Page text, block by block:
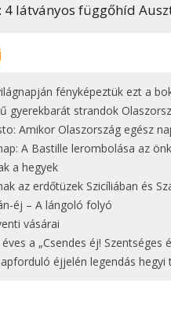
4 látványos függőhíd
fényképeztük ezt a bokor alatt
strandok Olaszországban -
Amikor Olaszország egész
A Bastille lerombolása az
a hegyek
az erdőtüzek Szicíliában és
éj – A lángoló folyó
vásárai
a „Csendes éj! Szentséges
éjjelén legendás hegyi tüzek